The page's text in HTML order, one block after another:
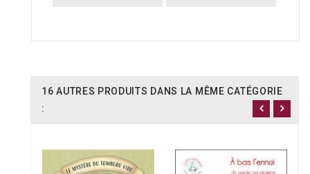
16 AUTRES PRODUITS DANS LA MÊME CATÉGORIE
: